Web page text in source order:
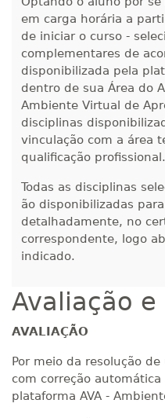
440 H 55dias
em carga horária a
de iniciar o curso -
complementares de
disponibilizada pela
dentro de sua Área do
Ambiente Virtual de
disciplinas
vinculação com a área
qualificação profissional.
Todas as disciplinas
ão disponibilizadas
detalhadamente, no
correspondente, logo
indicado.
Avaliação
AVALIAÇÃO
Por meio da resolução
com correção
plataforma AVA -